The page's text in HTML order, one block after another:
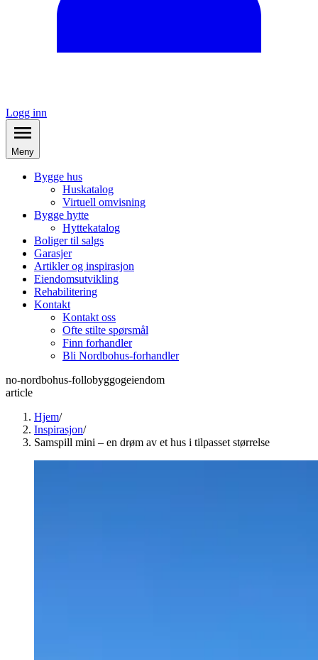
Logg inn
Meny
Bygge hus
Huskatalog
Virtuell omvisning
Bygge hytte
Hyttekatalog
Boliger til salgs
Garasjer
Artikler og inspirasjon
Eiendomsutvikling
Rehabilitering
Kontakt
Kontakt oss
Ofte stilte spørsmål
Finn forhandler
Bli Nordbohus-forhandler
no-nordbohus-follobyggogeiendom
article
Hjem/
Inspirasjon/
Samspill mini – en drøm av et hus i tilpasset størrelse